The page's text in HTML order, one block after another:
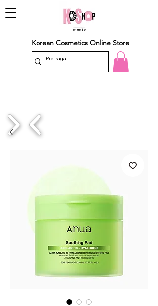
Korean Cosmetics Online Store